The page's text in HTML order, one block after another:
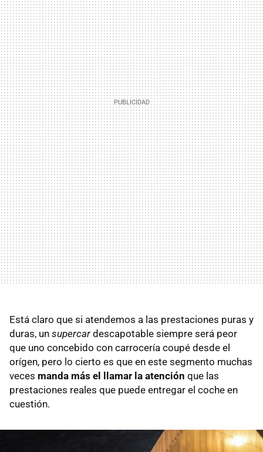
Está claro que si atendemos a las prestaciones puras y
duras, un supercar descapotable siempre será peor
que uno concebido con carrocería coupé desde el
orígen, pero lo cierto es que en este segmento muchas
veces manda más el llamar la atención que las
prestaciones reales que puede entregar el coche en
cuestión.